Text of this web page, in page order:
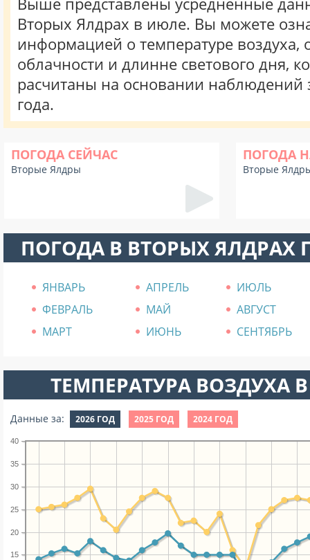
Вторых Ялдрах в июле. Вы можете
информацией о температуре воздуха,
облачности и длинне светового дня,
расчитаны на основании наблюдений
года.
ПОГОДА СЕЙЧАС
Вторые Ялдры
ПОГОДА
Вторые
ПОГОДА В ВТОРЫХ ЯЛДРАХ
ЯНВАРЬ АПРЕЛЬ
ИЮЛЬ
ФЕВРАЛЬ
МАЙ
АВГУСТ
МАРТ
ИЮНЬ СЕНТЯБРЬ
ТЕМПЕРАТУРА ВОЗДУХА
Данные за: 2026 ГОД 2025 ГОД 2024 ГОД
15
20
25
30
35
40